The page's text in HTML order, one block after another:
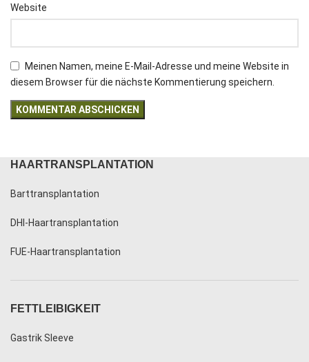
Website
Meinen Namen, meine E-Mail-Adresse und meine Website in
diesem Browser für die nächste Kommentierung speichern.
HAARTRANSPLANTATION
Barttransplantation
DHI-Haartransplantation
FUE-Haartransplantation
FETTLEIBIGKEIT
Gastrik Sleeve